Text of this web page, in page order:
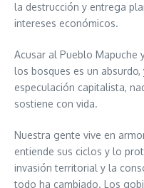
la destrucción y entrega
intereses económicos.
Acusar al Pueblo Mapuche
los bosques es un
especulación capitalista,
sostiene con vida.
Nuestra gente vive en
entiende sus ciclos y lo
invasión territorial y la
todo ha cambiado. Los